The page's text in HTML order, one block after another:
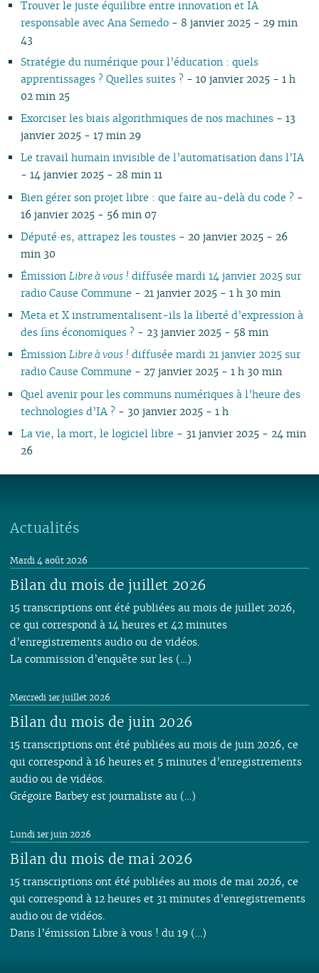
02
01
02
01
02
01
02
01
02
01
02
01
02
01
01
03
02
02 03
03
02
Trouver le juste équilibre entre innovation et IA
responsable avec Ana Semedo- 8 janvier 2025 - 29 min
43
Stratégie du numérique pour l’éducation : quels
apprentissages ? Quelles suites ? - 10 janvier 2025 - 1 h
02 min 25
Exorciser les biais algorithmiques de nos machines - 13
janvier 2025 - 17 min 29
Le travail humain invisible de l’automatisation dans l’IA
- 14 janvier 2025 - 28 min 11
Bien gérer son projet libre : que faire au-delà du code ? -
16 janvier 2025 - 56 min 07
Député·es, attrapez les toustes- 20 janvier 2025 - 26
min 30
Émission Libre à vous ! diffusée mardi 14 janvier 2025 sur
radio Cause Commune - 21 janvier 2025 - 1 h 30 min
Meta et X instrumentalisent-ils la liberté d’expression à
des fins économiques ? - 23 janvier 2025 - 58 min
Émission Libre à vous ! diffusée mardi 21 janvier 2025 sur
radio Cause Commune - 27 janvier 2025 - 1 h 30 min
Quel avenir pour les communs numériques à l’heure des
technologies d’IA ? - 30 janvier 2025 - 1 h
La vie, la mort, le logiciel libre - 31 janvier 2025 - 24 min
26
Actualités
Bilan du mois de juillet 2026
Mardi 4 août 2026
15 transcriptions ont été publiées au mois de juillet 2026,
ce qui correspond à 14 heures et 42 minutes
d’enregistrements audio ou de vidéos.
La commission d’enquête sur les (…)
Bilan du mois de juin 2026
Mercredi 1er juillet 2026
15 transcriptions ont été publiées au mois de juin 2026, ce
qui correspond à 16 heures et 5 minutes d’enregistrements
audio ou de vidéos.
Grégoire Barbey est journaliste au (…)
Bilan du mois de mai 2026
Lundi 1er juin 2026
15 transcriptions ont été publiées au mois de mai 2026, ce
qui correspond à 12 heures et 31 minutes d’enregistrements
audio ou de vidéos.
Dans l’émission Libre à vous ! du 19 (…)